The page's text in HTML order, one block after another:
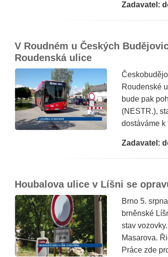
Zadavatel:
V Roudném u Českých
Roudenská ulice
Roudenské
bude pak
(NESTR.),
dostáváme k
Zadavatel:
Houbalova ulice v Líšni se
Brno 5.
brněnské
stav
Masarova.
Práce zde